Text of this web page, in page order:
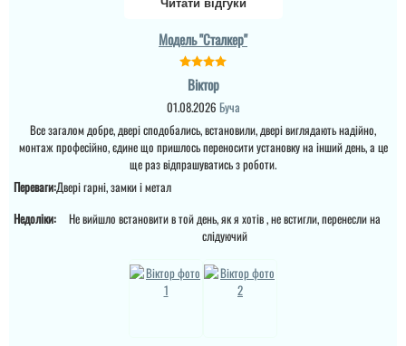
професійну
консультацію щодо
вибору моделі, швидко
доставили, якісно
встановили.
Читати відгуки
Модель "Сталкер"
Віктор
01.08.2026 Буча
Все загалом добре, двері сподобались, встановили, двері виглядають надійно,
монтаж професійно, єдине що пришлось переносити установку на інший день, а це
ще раз відпрашуватись з роботи.
Переваги:Двері гарні, замки і метал
Недоліки:
Не вийшло встановити в той день, як я хотів , не встигли, перенесли на
слідуючий